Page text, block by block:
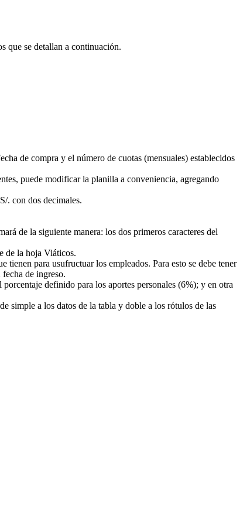
que se detallan a continuación.
de compra y el número de cuotas (mensuales) establecidos
puede modificar la planilla a conveniencia, agregando
. con dos decimales.
de la siguiente manera: los dos primeros caracteres del
de la hoja Viáticos.
tienen para usufructuar los empleados. Para esto se debe tener
de ingreso.
porcentaje definido para los aportes personales (6%); y en otra
simple a los datos de la tabla y doble a los rótulos de las